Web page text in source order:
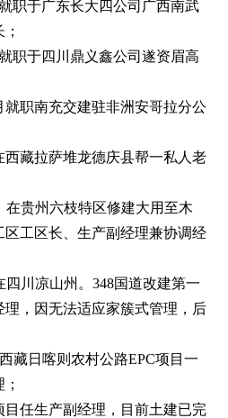
职于广东长大四公司广西南武
职于四川鼎义鑫公司遂资眉高
就职南充交建驻非洲安哥拉分公
西藏拉萨堆龙德庆县帮一私人老
在贵州六枝特区修建大用至木
工区长、生产副经理兼协调经
四川凉山州。348国道改建第一
，因无法适应家簇式管理，后
藏日喀则农村公路EPC项目一
目任生产副经理，目前土建已完